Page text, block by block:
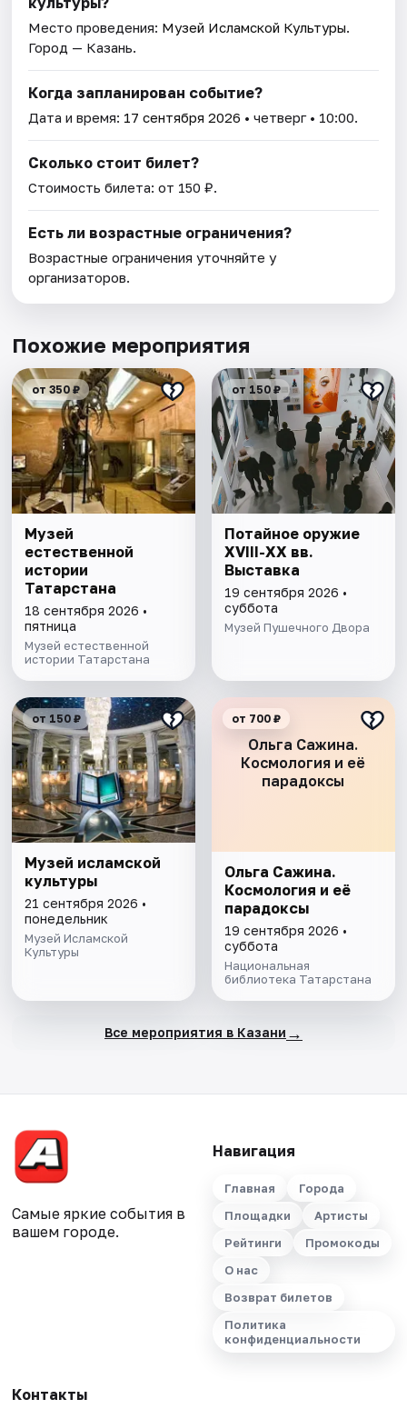
Место проведения: Музей Исламской Культуры.
Город — Казань.
Когда запланирован событие?
Дата и время: 17 сентября 2026 • четверг • 10:00.
Сколько стоит билет?
Стоимость билета: от 150 ₽.
Есть ли возрастные ограничения?
Возрастные ограничения уточняйте у
организаторов.
Похожие мероприятия
от 350 ₽
Музей
естественной
истории
Татарстана
18 сентября 2026 •
пятница
Музей естественной
истории Татарстана
от 150 ₽
Потайное оружие
XVIII-XX вв.
Выставка
19 сентября 2026 •
суббота
Музей Пушечного Двора
от 150 ₽
Музей исламской
культуры
21 сентября 2026 •
понедельник
Музей Исламской
Культуры
Ольга Сажина.
Космология и её
парадоксы
от 700 ₽
Ольга Сажина.
Космология и её
парадоксы
19 сентября 2026 •
суббота
Национальная
библиотека Татарстана
Все мероприятия в Казани →
Самые яркие события в
вашем городе.
Навигация
Главная
Города
Площадки
Артисты
Рейтинги
Промокоды
О нас
Возврат билетов
Политика
конфиденциальности
Контакты